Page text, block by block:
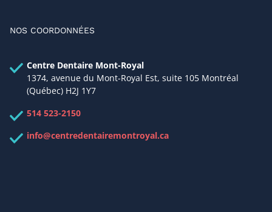
NOS COORDONNÉES
Centre Dentaire Mont-Royal
1374, avenue du Mont-Royal Est, suite 105 Montréal
(Québec) H2J 1Y7
514 523-2150
info@centredentairemontroyal.ca